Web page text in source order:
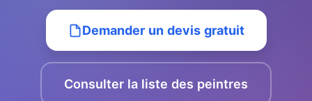
Demander un devis gratuit
Consulter la liste des peintres